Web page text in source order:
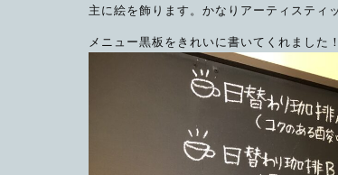
主に絵を飾ります。かなりアーティスティ
メニュー黒板をきれいに書いてくれました